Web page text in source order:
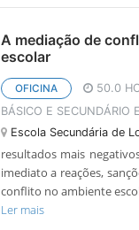
A mediação de
escolar
OFICINA 50.0
BÁSICO E SECUNDÁRIO
Escola Secundária de
resultados mais
imediato a reações,
conflito no ambiente
Ler mais